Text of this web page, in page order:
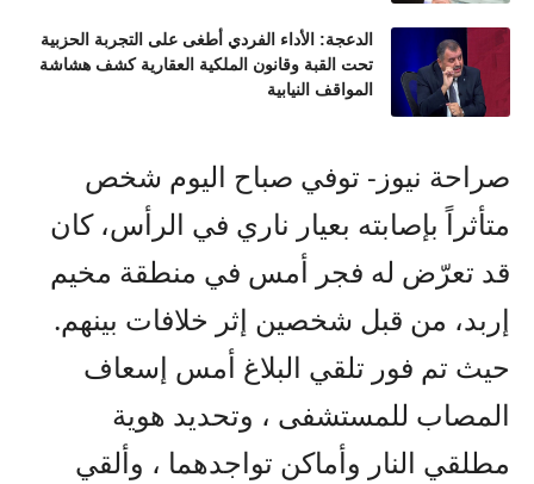
الدعجة: الأداء الفردي أطغى على التجربة الحزبية
تحت القبة وقانون الملكية العقارية كشف هشاشة
المواقف النيابية
صراحة نيوز- توفي صباح اليوم شخص
متأثراً بإصابته بعيار ناري في الرأس، كان
قد تعرّض له فجر أمس في منطقة مخيم
إربد، من قبل شخصين إثر خلافات بينهم.
حيث تم فور تلقي البلاغ أمس إسعاف
المصاب للمستشفى ، وتحديد هوية
مطلقي النار وأماكن تواجدهما ، وألقي